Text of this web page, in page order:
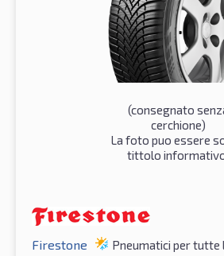
(consegnato
cerchione)
La foto puo essere
tittolo
Firestone Pneumatici per tutte